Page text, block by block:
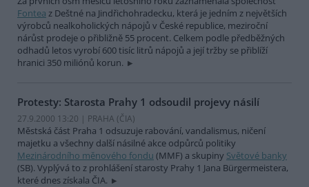
Fontea z Deštné na Jindřichohradecku, která je jedním z největších
výrobců nealkoholických nápojů v České republice, meziroční
nárůst prodeje o přibližně 55 procent. Celkem podle předběžných
odhadů letos vyrobí 600 tisíc litrů nápojů a její tržby se přiblíží
hranici 350 miliónů korun.
Protesty: Starosta Prahy 1 odsoudil projevy násilí
27.9.2000 13:20 | PRAHA (ČIA)
Městská část Praha 1 odsuzuje rabování, vandalismus, ničení
majetku a všechny další násilné akce odpůrců politiky
Mezinárodního měnového fondu (MMF) a skupiny Světové banky
(SB). Vyplývá to z prohlášení starosty Prahy 1 Jana Bürgermeistera,
které dnes získala ČIA.